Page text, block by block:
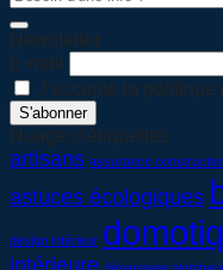
Newsletter
E-mail
J'accepte la politique
Nuage d’étiquettes
artisans assurance
astuces écologiques
design intérieur
intérieure dépannage